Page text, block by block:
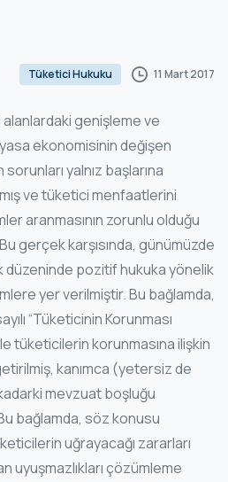
Tüketici Hukuku 11 Mart 2017
alanlardaki genişleme ve
ekonomisinin değişen
yalnız başlarına
ve tüketici menfaatlerini
aranmasının zorunlu olduğu
gerçek karşısında, günümüzde
düzeninde pozitif hukuka yönelik
yer verilmiştir. Bu bağlamda,
“Tüketicinin Korunması
tüketicilerin korunmasına ilişkin
kanımca (yetersiz de
mevzuat boşluğu
bağlamda, söz konusu
uğrayacağı zararları
uyuşmazlıkları çözümleme